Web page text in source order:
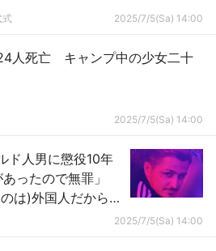
式 2025/7/5(Sa) 14:00
人死亡 キャンプ中の少女二十
2025/7/5(Sa) 14:00
ド人男に懲役10年
ったので無罪」
は)外国人だから思
2025/7/5(Sa) 14:00